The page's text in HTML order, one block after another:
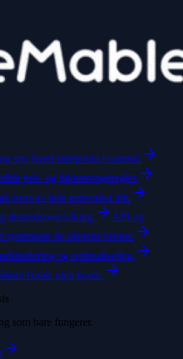
styr hvert ladepunkt i sanntid.
pris- og faktureringsregler.
tvers av hele nettverket ditt.
tilstandsovervåking.
API og
systemene du allerede bruker.
og optimalisering.
betale uten konto.
som bare fungerer.